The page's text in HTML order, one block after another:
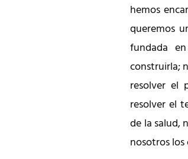
hemos
queremos
fundada
construirla;
resolver el
resolver el
de la salud,
nosotros los